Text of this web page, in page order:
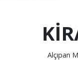
Alçıpan